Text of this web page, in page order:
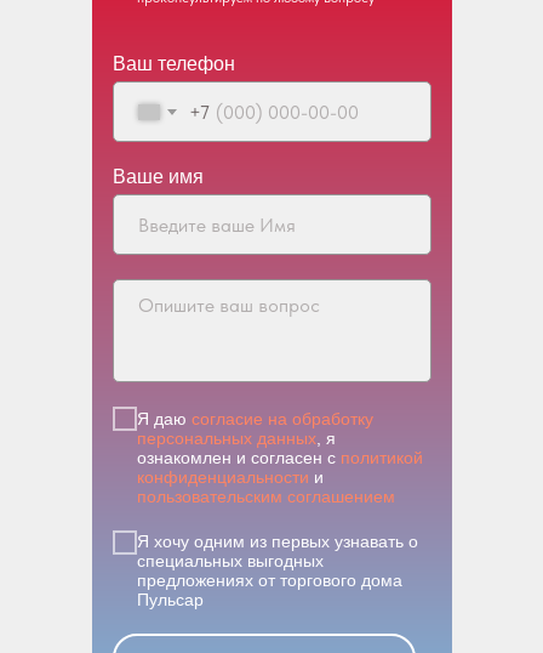
Ваш телефон
+7
Ваше имя
Я даю согласие на обработку
персональных данных , я
ознакомлен и согласен с политикой
конфиденциальности и
пользовательским соглашением
Я хочу одним из первых узнавать о
специальных выгодных
предложениях от торгового дома
Пульсар